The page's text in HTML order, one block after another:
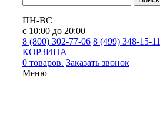
ПН-ВС
с 10:00 до 20:00
8 (800) 302-77-06 8 (499) 348-15-11
КОРЗИНА
0 товаров. Заказать звонок
Меню